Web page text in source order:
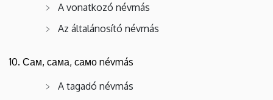
A vonatkozó névmás
Az általánosító névmás
10. Сам, сама, само névmás
A tagadó névmás